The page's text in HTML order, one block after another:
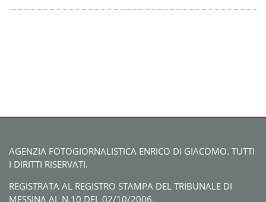
AGENZIA FOTOGIORNALISTICA ENRICO DI GIACOMO. TUTTI
I DIRITTI RISERVATI.
REGISTRATA AL REGISTRO STAMPA DEL TRIBUNALE DI
MESSINA AL N.10 DEL 02/10/2006.